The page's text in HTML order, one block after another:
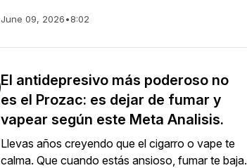
June 09, 2026•8:02
El antidepresivo más poderoso no
es el Prozac: es dejar de fumar y
vapear según este Meta Analisis.
Llevas años creyendo que el cigarro o vape te
calma. Que cuando estás ansioso, fumar te baja.